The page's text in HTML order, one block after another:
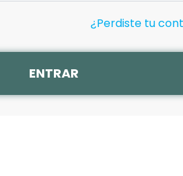
¿Perdiste tu
ENTRAR